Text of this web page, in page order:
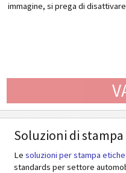
immagine, si prega di
Soluzioni di
Le soluzioni per stampa
standards per settore